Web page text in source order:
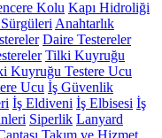
Kolu Kapı Hidroliği
Anahtarlık
Daire Testereler
Tilki Kuyruğu
Kuyruğu Testere Ucu
Ucu İş Güvenlik
İş Eldiveni İş Elbisesi İş
Siperlik Lanyard
Takım ve Hizmet